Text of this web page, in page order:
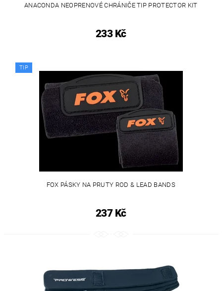
ANACONDA NEOPRENOVÉ CHRÁNIČE TIP PROTECTOR KIT
233 Kč
TIP
FOX PÁSKY NA PRUTY ROD & LEAD BANDS
237 Kč